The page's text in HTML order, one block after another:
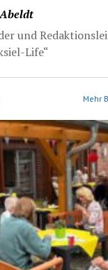
und
Life“
Mehr